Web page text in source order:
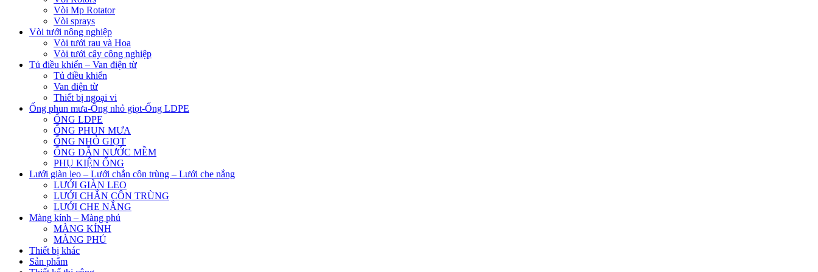
Vòi Mp Rotator
Vòi sprays
Vòi tưới nông nghiệp
Vòi tưới rau và Hoa
Vòi tưới cây công nghiệp
Tủ điều khiển – Van điện từ
Tủ điều khiển
Van điện từ
Thiết bị ngoại vi
Ống phun mưa-Ống nhỏ giọt-Ống LDPE
ỐNG LDPE
ỐNG PHUN MƯA
ỐNG NHỎ GIỌT
ỐNG DẪN NƯỚC MỀM
PHỤ KIỆN ỐNG
Lưới giàn leo – Lưới chắn côn trùng – Lưới che nắng
LƯỚI GIÀN LEO
LƯỚI CHẮN CÔN TRÙNG
LƯỚI CHE NẮNG
Màng kính – Màng phủ
MÀNG KÍNH
MÀNG PHỦ
Thiết bị khác
Sản phẩm